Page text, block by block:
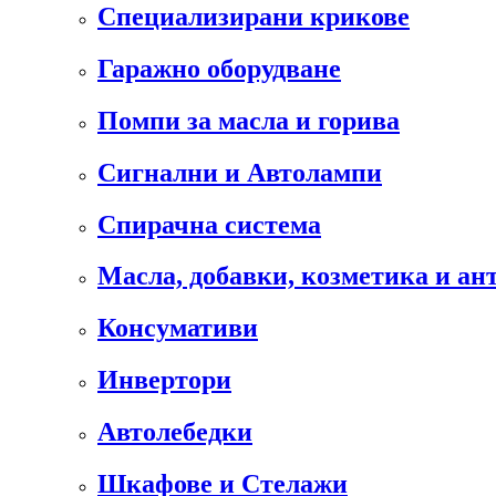
Специализирани крикове
Гаражно оборудване
Помпи за масла и горива
Сигнални и Автолампи
Спирачна система
Масла, добавки, козметика и
Консумативи
Инвертори
Автолебедки
Шкафове и Стелажи